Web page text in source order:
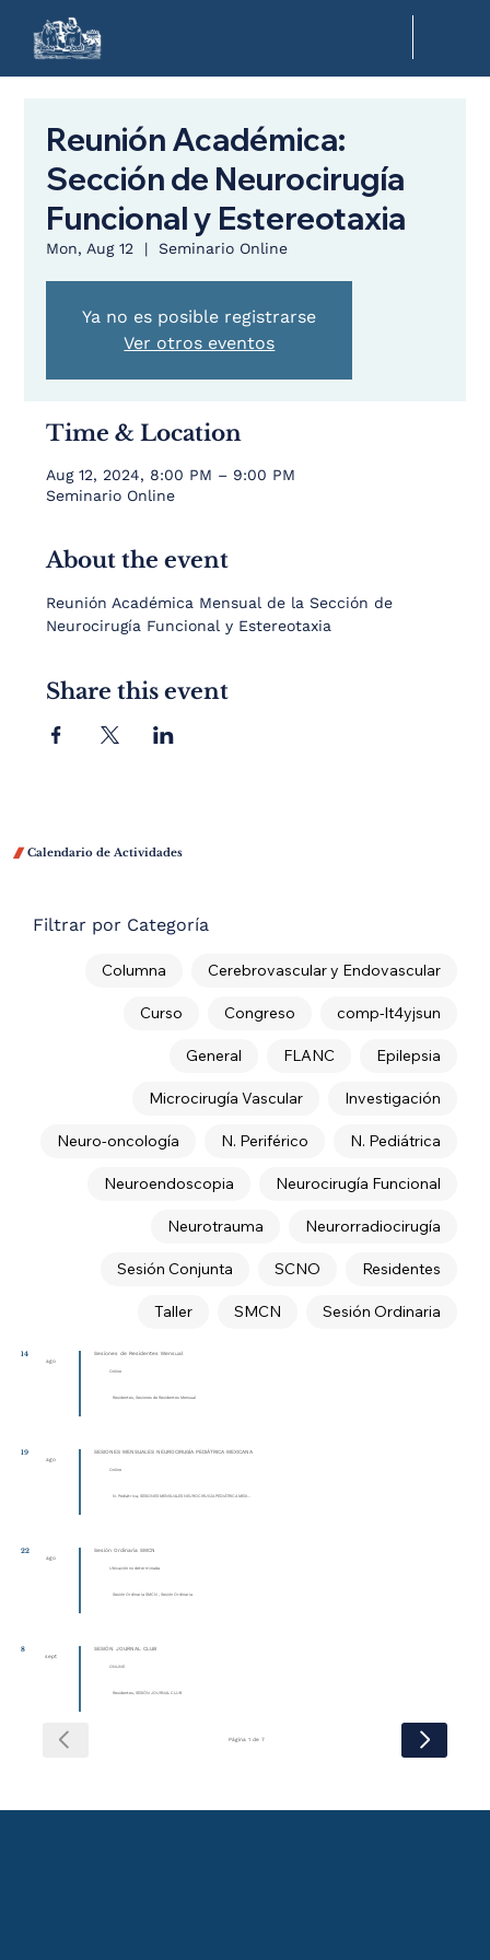
Filtrar por Categoría
Cerebrovascular y Endovascular
Columna
comp-lt4yjsun
Congreso
Curso
Epilepsia
FLANC
General
Investigación
Microcirugía Vascular
N. Pediátrica
N. Periférico
Neuro-oncología
Neurocirugía Funcional
Neuroendoscopia
Neurorradiocirugía
Neurotrauma
Residentes
SCNO
Sesión Conjunta
Sesión Ordinaria
SMCN
Taller
14
ago
Sesiones de Residentes Mensual
Online
Residentes, Sesiones de Residentes Mensual
19
ago
SESIONES MENSUALES NEUROCIRUGÍA PEDIÁTRICA MEXICANA
Online
N. Pediátrica, SESIONES MENSUALES NEUROCIRUGÍA PEDIÁTRICA MEXI...
22
ago
Sesión Ordinaria SMCN
Ubicación no determinada
Sesión Ordinaria SMCN , Sesión Ordinaria
8
sept
SESIÓN JOURNAL CLUB
ONLINE
Residentes, SESIÓN JOURNAL CLUB
Página 1 de 7
 Calendario de Actividades
Reunión Académica:
Sección de Neurocirugía
Funcional y Estereotaxia
Mon, Aug 12
  |
Seminario Online
Ya no es posible registrarse
Ver otros eventos
Time & Location
Aug 12, 2024, 8:00 PM – 9:00 PM
Seminario Online
About the event
Reunión Académica Mensual de la Sección de
Neurocirugía Funcional y Estereotaxia
Share this event